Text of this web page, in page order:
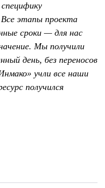
этапы проекта
сроки — для нас
Мы получили
день, без переносов
учли все наши
получился